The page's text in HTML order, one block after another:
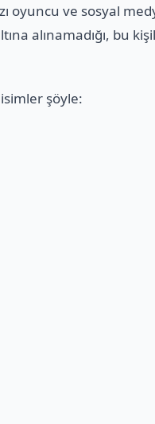
oyuncu ve sosyal
alınamadığı, bu
şöyle: